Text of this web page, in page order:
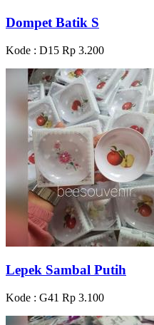
Dompet Batik S
Kode : D15 Rp 3.200
Lepek Sambal Putih
Kode : G41 Rp 3.100